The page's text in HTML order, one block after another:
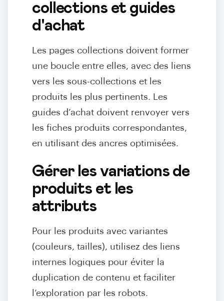
collections et guides
d'achat
Les pages collections doivent former
une boucle entre elles, avec des liens
vers les sous-collections et les
produits les plus pertinents. Les
guides d’achat doivent renvoyer vers
les fiches produits correspondantes,
en utilisant des ancres optimisées.
Gérer les variations de
produits et les
attributs
Pour les produits avec variantes
(couleurs, tailles), utilisez des liens
internes logiques pour éviter la
duplication de contenu et faciliter
l’exploration par les robots.